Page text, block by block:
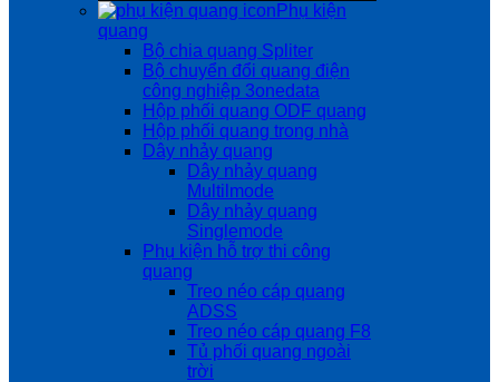
Phụ kiện
quang
Bộ chia quang Spliter
Bộ chuyển đổi quang điện
công nghiệp 3onedata
Hộp phối quang ODF quang
Hộp phối quang trong nhà
Dây nhảy quang
Dây nhảy quang
Multilmode
Dây nhảy quang
Singlemode
Phụ kiện hỗ trợ thi công
quang
Treo néo cáp quang
ADSS
Treo néo cáp quang F8
Tủ phối quang ngoài
trời